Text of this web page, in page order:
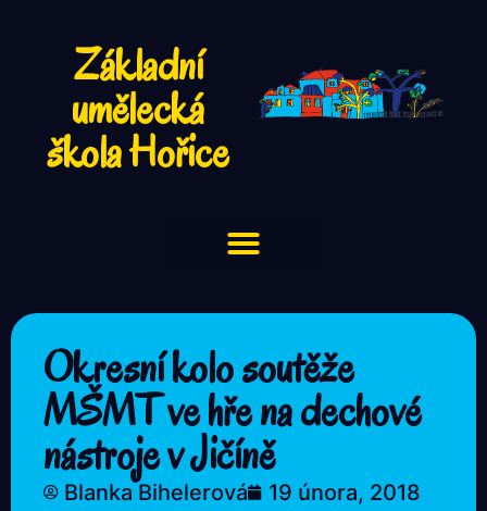
Základní
umělecká
škola Hořice
Okresní kolo soutěže
MŠMT ve hře na dechové
nástroje v Jičíně
Blanka Bihelerová
19 února, 2018